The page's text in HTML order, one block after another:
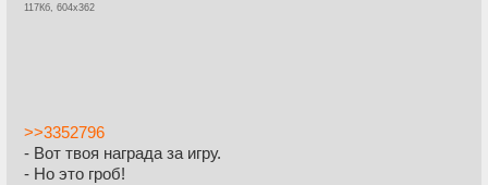
117Кб, 604x362
>>3352796
- Вот твоя награда за игру.
- Но это гроб!